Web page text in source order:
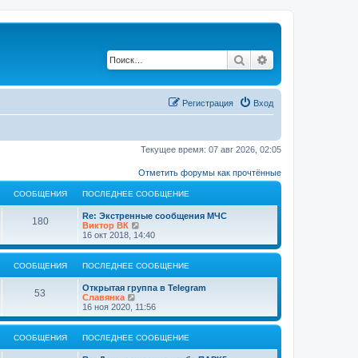
Поиск
Вход
Регистрация
Текущее время: 07 авг 2026, 02:05
Отметить форумы как прочтённые
СООБЩЕНИЯ ПОСЛЕДНЕЕ СООБЩЕНИЕ
180
Re: Экстренные сообщения МЧС
Виктор ВК
е
р
е
й
к
о
с
е
д
16 окт 2018, 14:40
СООБЩЕНИЯ ПОСЛЕДНЕЕ СООБЩЕНИЕ
53
Открытая группа в Telegram
Славянка
е
р
е
й
16 ноя 2020, 11:56
СООБЩЕНИЯ ПОСЛЕДНЕЕ СООБЩЕНИЕ